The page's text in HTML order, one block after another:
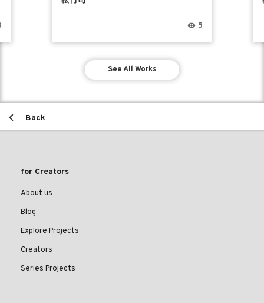
5
See All Works
Back
for Creators
About us
Blog
Explore Projects
Creators
Series Projects